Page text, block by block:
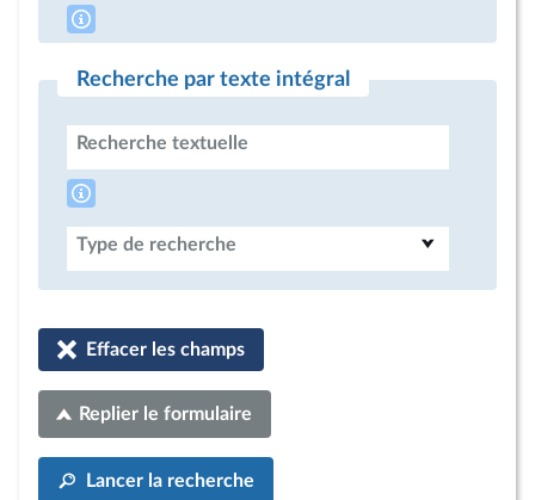
Recherche par texte intégral
Recherche textuelle
Type de recherche
Effacer les champs
Replier le formulaire
Lancer la recherche